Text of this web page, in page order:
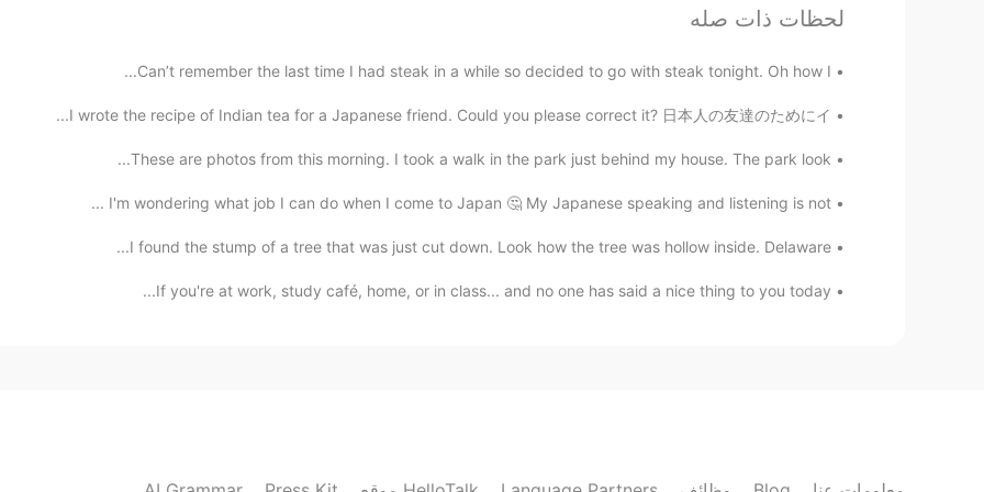
EN
KR
@Ceyhun thank you 🥰
ケリー・ニコール
EN
KR
😆 I wish I could!
لحظات ذات صله
Can’t remember the last time I had steak in a while so decided to go with steak tonight. Oh how I...
I wrote the recipe of Indian tea for a Japanese friend. Could you please correct it? 日本人の友達のためにイ...
These are photos from this morning. I took a walk in the park just behind my house. The park look...
I'm wondering what job I can do when I come to Japan 🤔 My Japanese speaking and listening is not ...
I found the stump of a tree that was just cut down. Look how the tree was hollow inside. Delaware...
If you're at work, study café, home, or in class... and no one has said a nice thing to you today...